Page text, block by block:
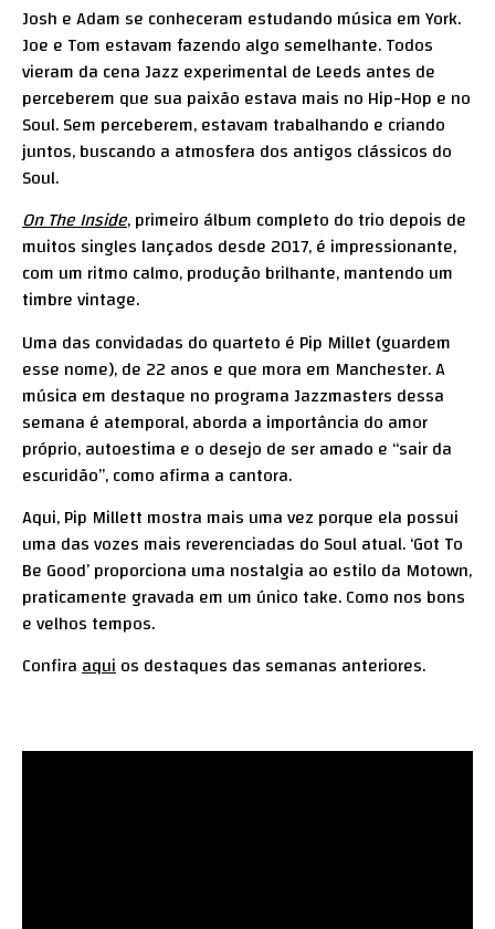
Josh e Adam se conheceram estudando música em York.
Joe e Tom estavam fazendo algo semelhante. Todos
vieram da cena Jazz experimental de Leeds antes de
perceberem que sua paixão estava mais no Hip-Hop e no
Soul. Sem perceberem, estavam trabalhando e criando
juntos, buscando a atmosfera dos antigos clássicos do
Soul.
On The Inside, primeiro álbum completo do trio depois de
muitos singles lançados desde 2017, é impressionante,
com um ritmo calmo, produção brilhante, mantendo um
timbre vintage.
Uma das convidadas do quarteto é Pip Millet (guardem
esse nome), de 22 anos e que mora em Manchester. A
música em destaque no programa Jazzmasters dessa
semana é atemporal, aborda a importância do amor
próprio, autoestima e o desejo de ser amado e “sair da
escuridão”, como afirma a cantora.
Aqui, Pip Millett mostra mais uma vez porque ela possui
uma das vozes mais reverenciadas do Soul atual. ‘Got To
Be Good’ proporciona uma nostalgia ao estilo da Motown,
praticamente gravada em um único take. Como nos bons
e velhos tempos.
Confiraaquios destaques das semanas anteriores.